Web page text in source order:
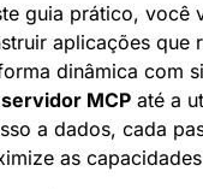
guia prático, você
aplicações que
dinâmica com
servidor MCP até a
a dados, cada
as